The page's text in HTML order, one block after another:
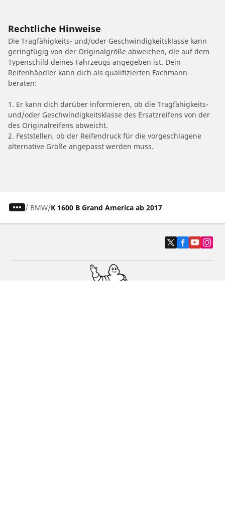
Rechtliche Hinweise
Die Tragfähigkeits- und/oder Geschwindigkeitsklasse kann
geringfügig von der Originalgröße abweichen, die auf dem
Typenschild deines Fahrzeugs angegeben ist. Dein
Reifenhändler kann dich als qualifizierten Fachmann
beraten:
1. Er kann dich darüber informieren, ob die Tragfähigkeits-
und/oder Geschwindigkeitsklasse des Ersatzreifens von der
des Originalreifens abweicht.
2. Feststellen, ob der Reifendruck für die vorgeschlagene
alternative Größe angepasst werden muss.
/ BMW K 1600 B Grand America ab 2017